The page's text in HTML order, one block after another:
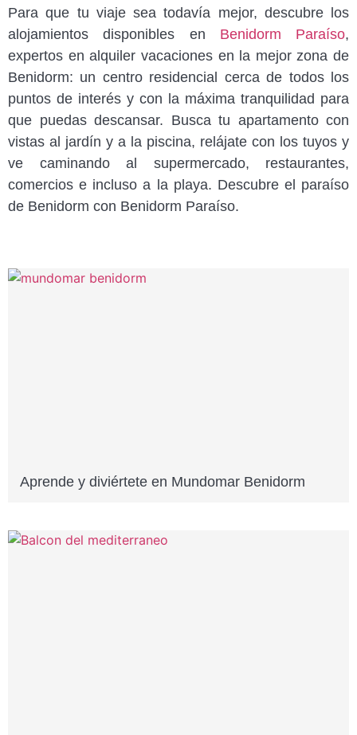
Para que tu viaje sea todavía mejor, descubre los
alojamientos disponibles en Benidorm Paraíso,
expertos en alquiler vacaciones en la mejor zona de
Benidorm: un centro residencial cerca de todos los
puntos de interés y con la máxima tranquilidad para
que puedas descansar. Busca tu apartamento con
vistas al jardín y a la piscina, relájate con los tuyos y
ve caminando al supermercado, restaurantes,
comercios e incluso a la playa. Descubre el paraíso
de Benidorm con Benidorm Paraíso.
Aprende y diviértete en Mundomar Benidorm